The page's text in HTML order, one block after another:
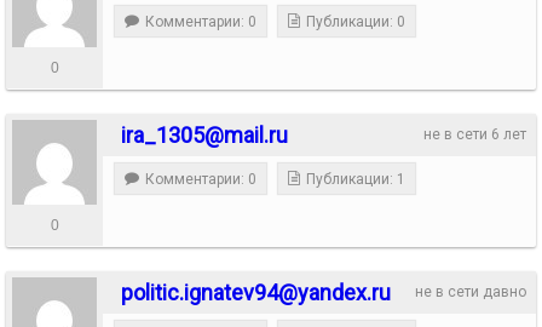
0
Комментарии: 0 Публикации: 0
не в сети 6 лет
ira_1305@mail.ru
0
Комментарии: 0 Публикации: 1
не в сети давно
politic.ignatev94@yandex.ru